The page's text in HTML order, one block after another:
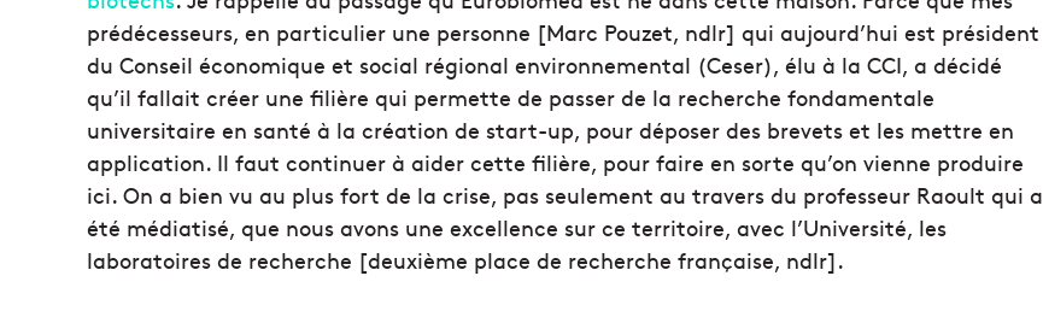
prédécesseurs, en particulier une personne [Marc Pouzet, ndlr] qui aujourd’hui est président
du Conseil économique et social régional environnemental (Ceser), élu à la CCI, a décidé
qu’il fallait créer une filière qui permette de passer de la recherche fondamentale
universitaire en santé à la création de start-up, pour déposer des brevets et les mettre en
application. Il faut continuer à aider cette filière, pour faire en sorte qu’on vienne produire
ici. On a bien vu au plus fort de la crise, pas seulement au travers du professeur Raoult qui a
été médiatisé, que nous avons une excellence sur ce territoire, avec l’Université, les
laboratoires de recherche [deuxième place de recherche française, ndlr].